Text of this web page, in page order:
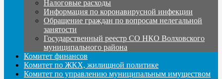
Налоговые расходы
Информация по коронавирусной инфекции
Обращение граждан по вопросам нелегальной
занятости
Государственный реестр СО НКО Волховского
муниципального района
Комитет финансов
Комитет по ЖКХ, жилищной политике
Комитет по управлению муниципальным имуществом